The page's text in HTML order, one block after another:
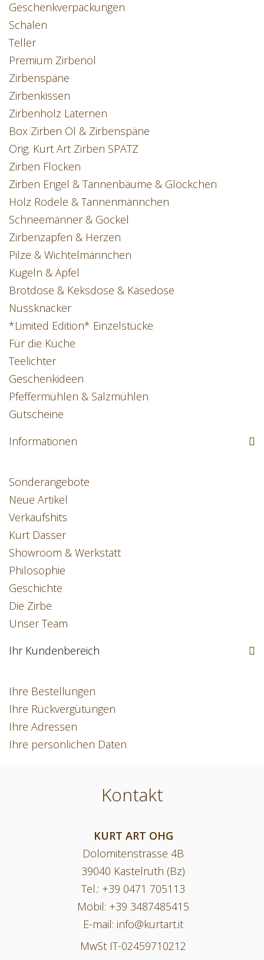
Geschenkverpackungen
Schalen
Teller
Premium Zirbenöl
Zirbenspäne
Zirbenkissen
Zirbenholz Laternen
Box Zirben Öl & Zirbenspäne
Orig. Kurt Art Zirben SPATZ
Zirben Flocken
Zirben Engel & Tannenbäume & Glöckchen
Holz Rodele & Tannenmännchen
Schneemänner & Gockel
Zirbenzapfen & Herzen
Pilze & Wichtelmännchen
Kugeln & Äpfel
Brotdose & Keksdose & Käsedose
Nussknacker
*Limited Edition* Einzelstücke
Für die Küche
Teelichter
Geschenkideen
Pfeffermühlen & Salzmühlen
Gutscheine
Informationen
Sonderangebote
Neue Artikel
Verkaufshits
Kurt Dasser
Showroom & Werkstatt
Philosophie
Geschichte
Die Zirbe
Unser Team
Ihr Kundenbereich
Ihre Bestellungen
Ihre Rückvergütungen
Ihre Adressen
Ihre persönlichen Daten
Kontakt
KURT ART OHG
Dolomitenstrasse 4B
39040 Kastelruth (Bz)
Tel.: +39 0471 705113
Mobil: +39 3487485415
E-mail: info@kurtart.it
MwSt IT-02459710212